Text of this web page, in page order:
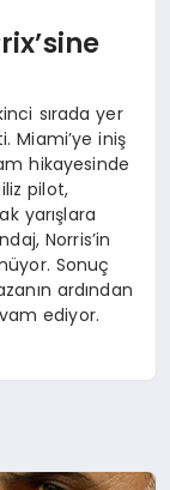
sırada yer
Miami’ye iniş
hikayesinde
pilot,
yarışlara
Norris’in
Sonuç
ardından
ediyor.